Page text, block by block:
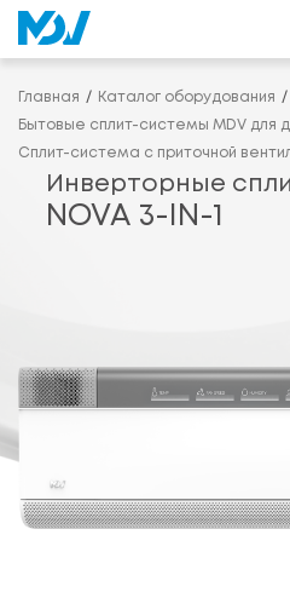
Главная Каталог оборудования
Бытовые сплит-системы MDV для
Сплит-система с приточной
Инверторные
NOVA 3-IN-1